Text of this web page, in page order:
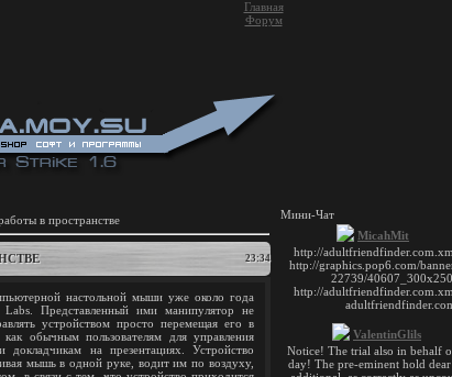
Главная
Форум
в пространстве
23:34
настольной мыши уже около года
Представленный ими манипулятор не
устройством просто перемещая его в
как обычным пользователям для управления
на презентациях. Устройство
мышь в одной руке, водит им по воздуху,
Мини-Чат